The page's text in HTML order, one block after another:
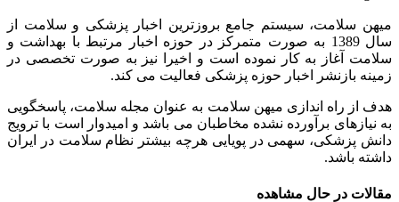
میهن سلامت، سیستم جامع بروزترین اخبار پزشکی و سلامت از
سال 1389 به صورت متمرکز در حوزه اخبار مرتبط با بهداشت و
سلامت آغاز به کار نموده است و اخیرا نیز به صورت تخصصی در
زمینه بازنشر اخبار حوزه پزشکی فعالیت می کند.
هدف از راه اندازی میهن سلامت به عنوان مجله سلامت، پاسخگویی
به نیازهای برآورده نشده مخاطبان می باشد و امیدوار است با ترویج
دانش پزشکی، سهمی در پویایی هرچه بیشتر نظام سلامت در ایران
داشته باشد.
مقالات در حال مشاهده